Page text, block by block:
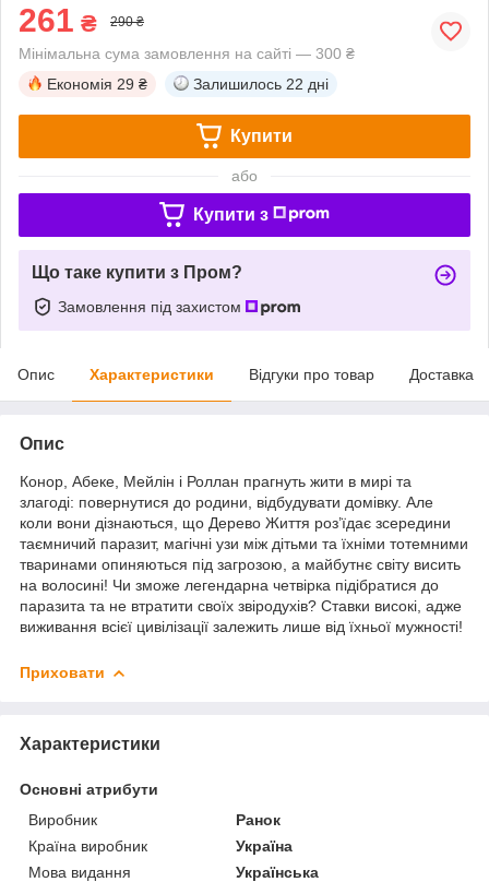
261 ₴ 290 ₴
Мінімальна сума замовлення на сайті — 300 ₴
Економія 29 ₴ Залишилось 22 дні
Купити
або
Купити з
Що таке купити з Пром?
Замовлення під захистом
Опис Характеристики Відгуки про товар Доставка
Опис
Конор, Абеке, Мейлін і Роллан прагнуть жити в мирі та
злагоді: повернутися до родини, відбудувати домівку. Але
коли вони дізнаються, що Дерево Життя роз’їдає зсередини
таємничий паразит, магічні узи між дітьми та їхніми тотемними
тваринами опиняються під загрозою, а майбутнє світу висить
на волосині! Чи зможе легендарна четвірка підібратися до
паразита та не втратити своїх звіродухів? Ставки високі, адже
виживання всієї цивілізації залежить лише від їхньої мужності!
Приховати
Характеристики
Основні атрибути
Виробник
Ранок
Країна виробник
Україна
Мова видання
Українська